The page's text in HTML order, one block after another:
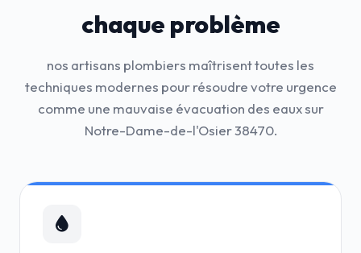
chaque problème
nos artisans plombiers maîtrisent toutes les
techniques modernes pour résoudre votre urgence
comme une mauvaise évacuation des eaux sur
Notre-Dame-de-l'Osier 38470.